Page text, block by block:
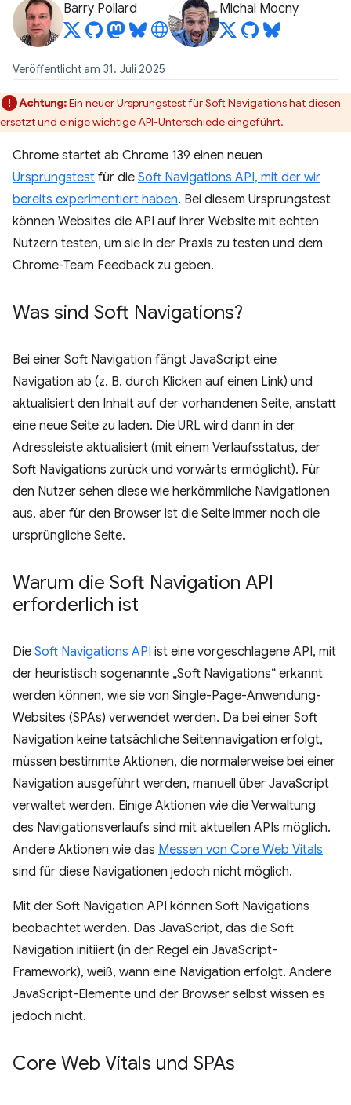
Barry Pollard Michal Mocny
Veröffentlicht am 31. Juli 2025
Achtung:Ein neuerUrsprungstest für Soft Navigationshat diesen
ersetzt und einige wichtige API-Unterschiede eingeführt.
Chrome startet ab Chrome 139 einen neuen
Ursprungstest für die Soft Navigations API, mit der wir
bereits experimentiert haben. Bei diesem Ursprungstest
können Websites die API auf ihrer Website mit echten
Nutzern testen, um sie in der Praxis zu testen und dem
Chrome-Team Feedback zu geben.
Was sind Soft Navigations?
Bei einer Soft Navigation fängt JavaScript eine
Navigation ab (z. B. durch Klicken auf einen Link) und
aktualisiert den Inhalt auf der vorhandenen Seite, anstatt
eine neue Seite zu laden. Die URL wird dann in der
Adressleiste aktualisiert (mit einem Verlaufsstatus, der
Soft Navigations zurück und vorwärts ermöglicht). Für
den Nutzer sehen diese wie herkömmliche Navigationen
aus, aber für den Browser ist die Seite immer noch die
ursprüngliche Seite.
Warum die Soft Navigation API
erforderlich ist
Die Soft Navigations API ist eine vorgeschlagene API, mit
der heuristisch sogenannte „Soft Navigations“ erkannt
werden können, wie sie von Single-Page-Anwendung-
Websites (SPAs) verwendet werden. Da bei einer Soft
Navigation keine tatsächliche Seitennavigation erfolgt,
müssen bestimmte Aktionen, die normalerweise bei einer
Navigation ausgeführt werden, manuell über JavaScript
verwaltet werden. Einige Aktionen wie die Verwaltung
des Navigationsverlaufs sind mit aktuellen APIs möglich.
Andere Aktionen wie das Messen von Core Web Vitals
sind für diese Navigationen jedoch nicht möglich.
Mit der Soft Navigation API können Soft Navigations
beobachtet werden. Das JavaScript, das die Soft
Navigation initiiert (in der Regel ein JavaScript-
Framework), weiß, wann eine Navigation erfolgt. Andere
JavaScript-Elemente und der Browser selbst wissen es
jedoch nicht.
Core Web Vitals und SPAs